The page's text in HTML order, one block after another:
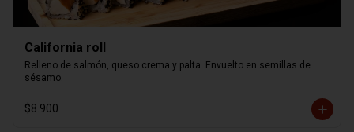
California roll
Relleno de salmón, queso crema y palta. Envuelto en semillas de
sésamo.
$8.900